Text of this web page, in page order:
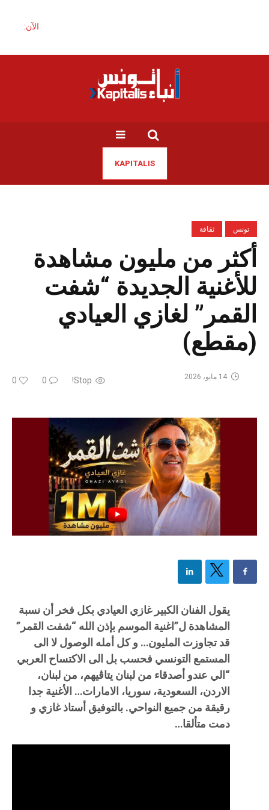
الآن:
KAPITALIS
تونس ثقافة
أكثر من مليون مشاهدة
للأغنية الجديدة “شفت
القمر” لغازي العيادي
(مقطع)
Stop!
0
0 14 مايو، 2026
يقول الفنان الكبير غازي العيادي بكل فخر أن نسبة
المشاهدة ل”اغنية الموسم بإذن الله “شفت القمر”
قد تجاوزت المليون… و كل أمله الوصول لا الى
المستمع التونسي فحسب بل الى الاكتساح العربي
“الي عندو أصدقاء من لبنان يتاڤيهم، من لبنان،
الاردن، السعودية، سوريا، الامارات… الأغنية جدا
رقيقة من جميع النواحي. بالتوفيق أستاذ غازي و
دمت متألقا…